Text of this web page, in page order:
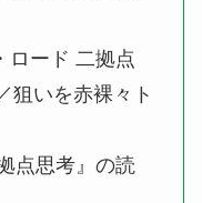
ロード 二拠点
狙いを赤裸々ト
点思考』の読